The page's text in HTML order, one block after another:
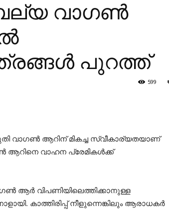
ബല്യ വാഗണ്‍
പുറത്ത്
599
വാഗണ്‍ ആറിന് മികച്ച സ്വീകാര്യതയാണ്
ആറിനെ വാഹന പ്രേമികള്‍ക്ക്
ആര്‍ വിപണിയിലെത്തിക്കാനുള്ള
കാത്തിരിപ്പ് നീളുന്നെങ്കിലും ആരാധകര്‍